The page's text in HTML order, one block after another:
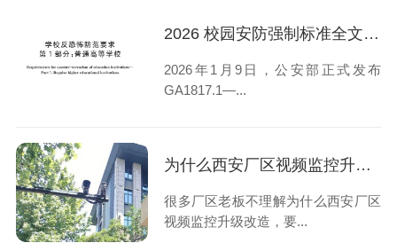
2026 校园安防强制标准全文解读：陕西校园安防改造指南
2026年1月9日，公安部正式发布
GA1817.1—...
为什么西安厂区视频监控升级改造，要选本地安防公司？
很多厂区老板不理解为什么西安厂区
视频监控升级改造，要...